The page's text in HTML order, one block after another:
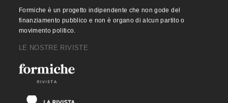
Formiche è un progetto indipendente che non gode del
finanziamento pubblico e non è organo di alcun partito o
movimento politico.
LE NOSTRE RIVISTE